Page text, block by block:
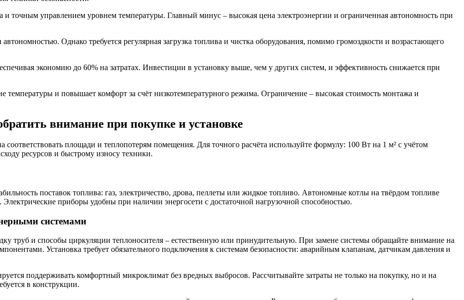
и точным управлением уровнем температуры. Главный минус – высокая цена электроэнергии и ограниченная автономность при
Однако требуется регулярная загрузка топлива и чистка оборудования, помимо громоздкости и возрастающего
экономию до 60% на затратах. Инвестиции в установку выше, чем у других систем, и эффективность снижается при
температуры и повышает комфорт за счёт низкотемпературного режима. Ограничение – высокая стоимость монтажа и
внимание при покупке и установке
площади и теплопотерям помещения. Для точного расчёта используйте формулу: 100 Вт на 1 м² с учётом
ресурсов и быстрому износу техники.
поставок топлива: газ, электричество, дрова, пеллеты или жидкое топливо. Автономные котлы на твёрдом топливе
Электрические приборы удобны при наличии энергосети с достаточной нагрузочной способностью.
системами
труб и способы циркуляции теплоносителя – естественную или принудительную. При замене системы обращайте внимание на
Установка требует обязательного подключения к системам безопасности: аварийным клапанам, датчикам давления и
поддерживать комфортный микроклимат без вредных выбросов. Рассчитывайте затраты не только на покупку, но и на
в конструкции.